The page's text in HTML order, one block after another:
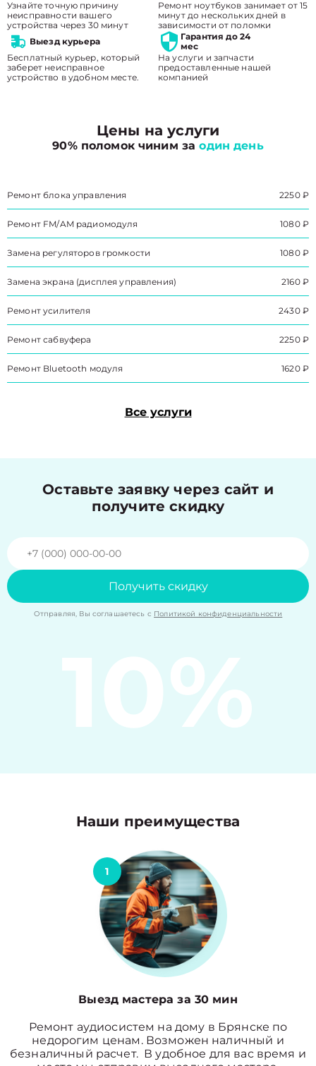
Узнайте точную причину
неисправности вашего
устройства через 30 минут
Ремонт ноутбуков занимает от 15
минут до нескольких дней в
зависимости от поломки
Выезд курьера
Бесплатный курьер, который
заберет неисправное
устройство в удобном месте.
Гарантия до 24
мес
На услуги и запчасти
предоставленные нашей
компанией
Цены на услуги
90% поломок чиним заодин день
Ремонт блока управления 2250 ₽
Ремонт FM/AM радиомодуля 1080 ₽
Замена регуляторов громкости 1080 ₽
Замена экрана (дисплея управления) 2160 ₽
Ремонт усилителя 2430 ₽
Ремонт сабвуфера 2250 ₽
Ремонт Bluetooth модуля 1620 ₽
Все услуги
Оставьте заявку через сайт и
получите скидку
Получить скидку
Отправляя, Вы соглашаетесь с Политикой конфиденциальности
10%
Наши преимущества
1
Выезд мастера за 30 мин
Ремонт аудиосистем на дому в Брянске по
недорогим ценам. Возможен наличный и
безналичный расчет. В удобное для вас время и